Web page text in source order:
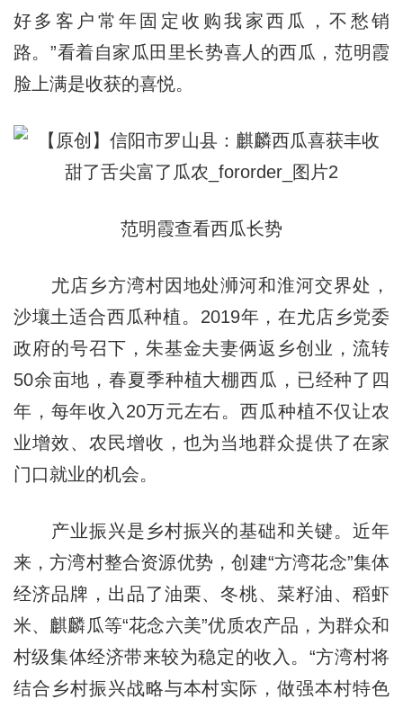
好多客户常年固定收购我家西瓜，不愁销
路。”看着自家瓜田里长势喜人的西瓜，范明霞
脸上满是收获的喜悦。
范明霞查看西瓜长势
尤店乡方湾村因地处浉河和淮河交界处，
沙壤土适合西瓜种植。2019年，在尤店乡党委
政府的号召下，朱基金夫妻俩返乡创业，流转
50余亩地，春夏季种植大棚西瓜，已经种了四
年，每年收入20万元左右。西瓜种植不仅让农
业增效、农民增收，也为当地群众提供了在家
门口就业的机会。
产业振兴是乡村振兴的基础和关键。近年
来，方湾村整合资源优势，创建“方湾花念”集体
经济品牌，出品了油栗、冬桃、菜籽油、稻虾
米、麒麟瓜等“花念六美”优质农产品，为群众和
村级集体经济带来较为稳定的收入。“方湾村将
结合乡村振兴战略与本村实际，做强本村特色